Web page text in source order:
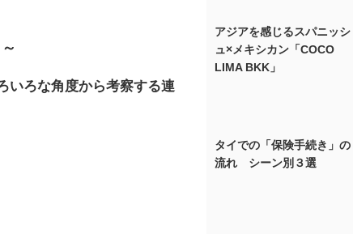
いろな角度から考察する連
アジアを感じるスパニッシ
ュ×メキシカン「COCO
LIMA BKK」
タイでの「保険手続き」の
流れ シーン別３選